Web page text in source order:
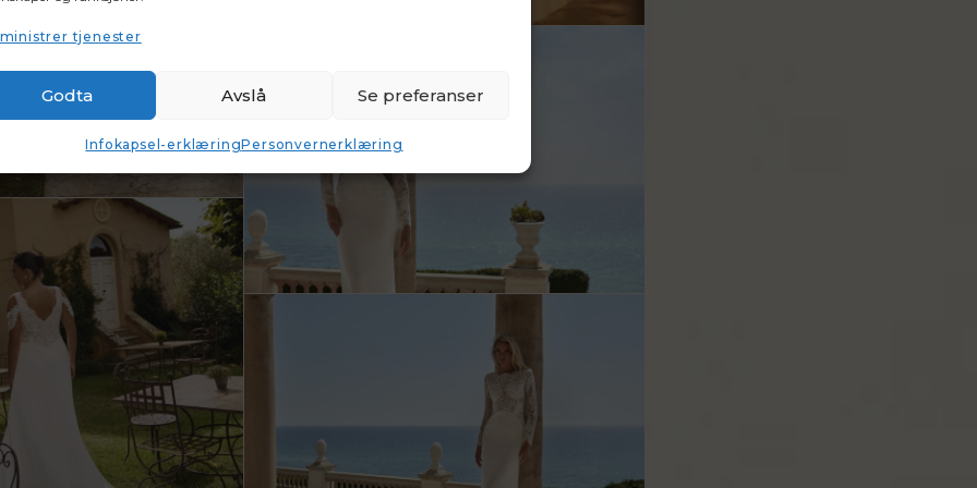
tjenester
Godta Avslå Se preferanser
Infokapsel-erklæringPersonvernerklæring